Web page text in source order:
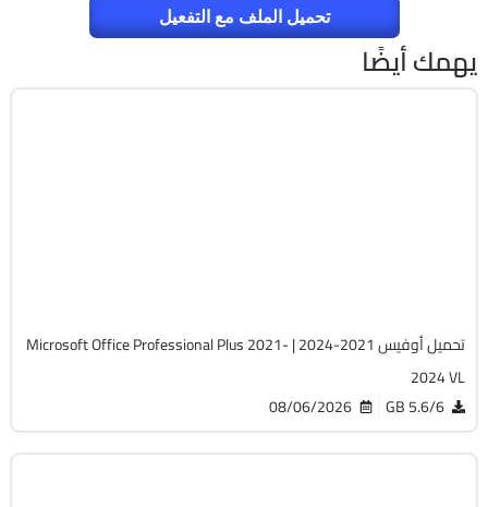
تحميل الملف مع التفعيل
يهمك أيضًا
تحميل أوفيس 2021-2024 | Microsoft Office Professional Plus 2021-
2024 VL
5.6/6 GB
08/06/2026